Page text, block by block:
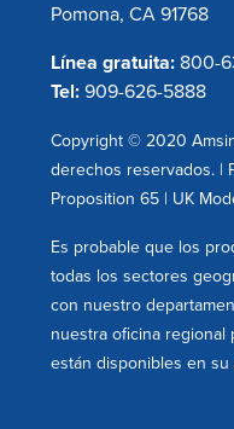
Pomona, CA 91768
Línea gratuita: 800-
Tel: 909-626-5888
Copyright © 2020
derechos reservados. |
Proposition 65 | UK
Es probable que los
todas los sectores
con nuestro
nuestra oficina
están disponibles en su